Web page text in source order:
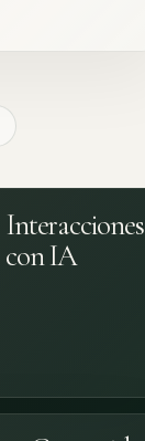
Interacciones
con IA